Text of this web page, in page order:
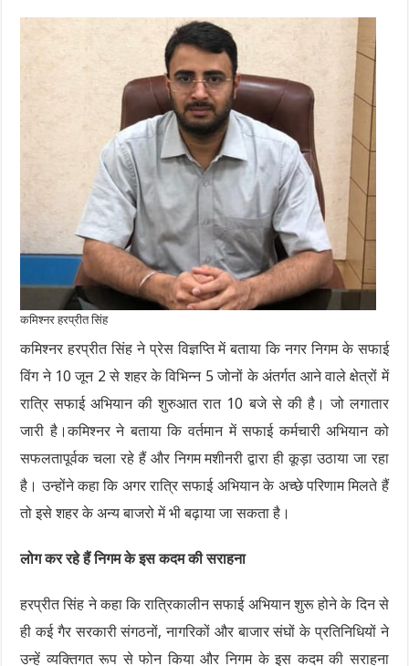
कमिश्नर हरप्रीत सिंह
कमिश्नर हरप्रीत सिंह ने प्रेस विज्ञप्ति में बताया कि नगर निगम के सफाई
विंग ने 10 जून 2 से शहर के विभिन्न 5 जोनों के अंतर्गत आने वाले क्षेत्रों में
रात्रि सफाई अभियान की शुरुआत रात 10 बजे से की है। जो लगातार
जारी है।कमिश्नर ने बताया कि वर्तमान में सफाई कर्मचारी अभियान को
सफलतापूर्वक चला रहे हैं और निगम मशीनरी द्वारा ही कूड़ा उठाया जा रहा
है। उन्होंने कहा कि अगर रात्रि सफाई अभियान के अच्छे परिणाम मिलते हैं
तो इसे शहर के अन्य बाजरो में भी बढ़ाया जा सकता है।
लोग कर रहे हैं निगम के इस कदम की सराहना
हरप्रीत सिंह ने कहा कि रात्रिकालीन सफाई अभियान शुरू होने के दिन से
ही कई गैर सरकारी संगठनों, नागरिकों और बाजार संघों के प्रतिनिधियों ने
उन्हें व्यक्तिगत रूप से फोन किया और निगम के इस कदम की सराहना